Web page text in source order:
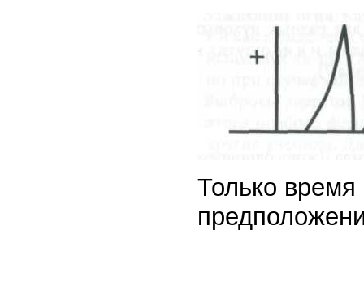
Только время